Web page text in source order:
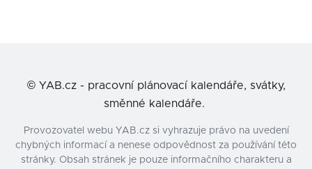
© YAB.cz - pracovní plánovací kalendáře, svátky,
směnné kalendáře.
Provozovatel webu YAB.cz si vyhrazuje právo na uvedení
chybných informací a nenese odpovědnost za používání této
stránky. Obsah stránek je pouze informačního charakteru a